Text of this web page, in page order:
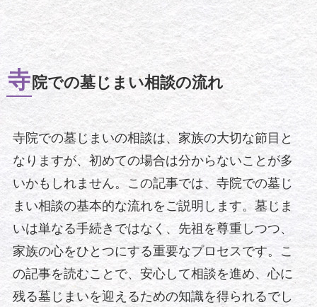
寺 院での墓じまい相談の流れ
寺院での墓じまいの相談は、家族の大切な節目と
なりますが、初めての場合は分からないことが多
いかもしれません。この記事では、寺院での墓じ
まい相談の基本的な流れをご説明します。墓じま
いは単なる手続きではなく、先祖を尊重しつつ、
家族の心をひとつにする重要なプロセスです。こ
の記事を読むことで、安心して相談を進め、心に
残る墓じまいを迎えるための知識を得られるでし